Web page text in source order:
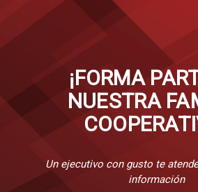
¡FORMA
NUESTRA
Un ejecutivo con gusto te
información